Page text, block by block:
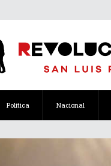
Política Nacional